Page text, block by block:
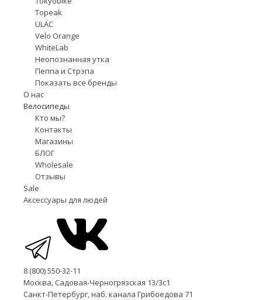
Topeak
ULÄC
Velo Orange
WhiteLab
Неопознанная утка
Пеппа и Стрэпа
Показать все бренды
О нас
Велосипеды
Кто мы?
Контакты
Магазины
БЛОГ
Wholesale
Отзывы
Sale
Аксессуары для людей
8 (800) 550-32-11
Москва, Садовая-Черногрязская 13/3с1
Санкт-Петербург, наб. канала Грибоедова 71